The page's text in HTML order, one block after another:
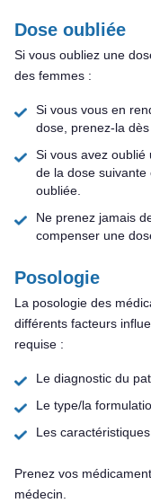
Dose oubliée
Si vous oubliez une
des femmes :
Si vous vous en
dose, prenez-la
Si vous avez oublié
de la dose
oubliée.
Ne prenez jamais
compenser une
Posologie
La posologie des
différents facteurs
requise :
Le diagnostic du
Le type/la
Les
Prenez vos
médecin.